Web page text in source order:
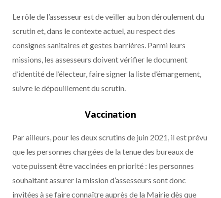
Le rôle de l’assesseur est de veiller au bon déroulement du
scrutin et, dans le contexte actuel, au respect des
consignes sanitaires et gestes barrières. Parmi leurs
missions, les assesseurs doivent vérifier le document
d’identité de l’électeur, faire signer la liste d’émargement,
suivre le dépouillement du scrutin.
Vaccination
Par ailleurs, pour les deux scrutins de juin 2021, il est prévu
que les personnes chargées de la tenue des bureaux de
vote puissent être vaccinées en priorité : les personnes
souhaitant assurer la mission d’assesseurs sont donc
invitées à se faire connaître auprès de la Mairie dès que